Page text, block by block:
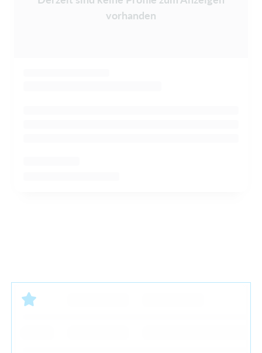
vorhanden